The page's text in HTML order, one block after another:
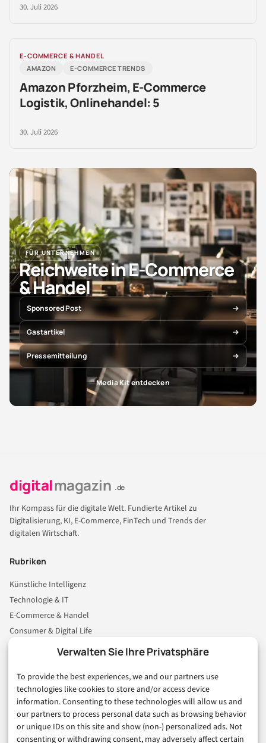
Verwalten Sie Ihre Privatsphäre
To provide the best experiences, we and our partners use
technologies like cookies to store and/or access device
information. Consenting to these technologies will allow us and
our partners to process personal data such as browsing behavior
or unique IDs on this site and show (non-) personalized ads. Not
consenting or withdrawing consent, may adversely affect certain
30. Juli 2026
E-COMMERCE & HANDEL
AMAZON
E-COMMERCE TRENDS
Amazon Pforzheim, E-Commerce
Logistik, Onlinehandel: 5
30. Juli 2026
FÜR UNTERNEHMEN
Reichweite in E-Commerce
& Handel
Sponsored Post
Gastartikel
Pressemitteilung
Media Kit entdecken
digitalmagazin .de
Ihr Kompass für die digitale Welt. Fundierte Artikel zu
Digitalisierung, KI, E-Commerce, FinTech und Trends der
digitalen Wirtschaft.
Rubriken
Künstliche Intelligenz
Technologie & IT
E-Commerce & Handel
Consumer & Digital Life
Business & Karriere
Sicherheit & Recht
Digitalisierung
Marketing